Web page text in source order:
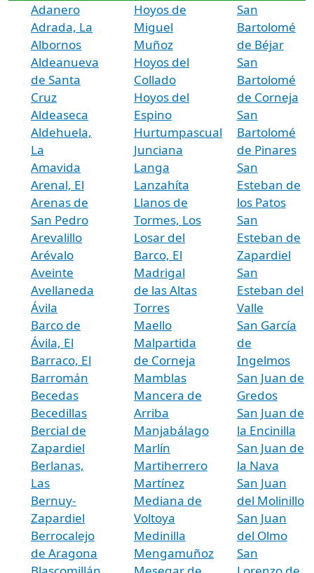
Adanero
Adrada, La
Albornos
Aldeanueva
de Santa
Cruz
Aldeaseca
Aldehuela,
La
Amavida
Arenal, El
Arenas de
San Pedro
Arevalillo
Arévalo
Aveinte
Avellaneda
Ávila
Barco de
Ávila, El
Barraco, El
Barromán
Becedas
Becedillas
Bercial de
Zapardiel
Berlanas,
Las
Bernuy-
Zapardiel
Berrocalejo
de Aragona
Hoyos de
Miguel
Muñoz
Hoyos del
Collado
Hoyos del
Espino
Hurtumpascual
Junciana
Langa
Lanzahíta
Llanos de
Tormes, Los
Losar del
Barco, El
Madrigal
de las Altas
Torres
Maello
Malpartida
de Corneja
Mamblas
Mancera de
Arriba
Manjabálago
Marlín
Martiherrero
Martínez
Mediana de
Voltoya
Medinilla
Mengamuñoz
San
Bartolomé
de Béjar
San
Bartolomé
de Corneja
San
Bartolomé
de Pinares
San
Esteban de
los Patos
San
Esteban de
Zapardiel
San
Esteban del
Valle
San García
de
Ingelmos
San Juan de
Gredos
San Juan de
la Encinilla
San Juan de
la Nava
San Juan
del Molinillo
San Juan
del Olmo
San